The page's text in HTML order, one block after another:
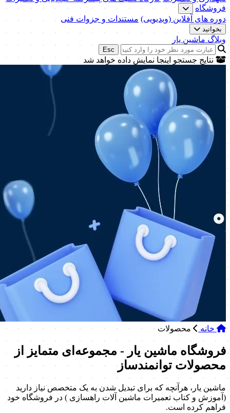
فروشگاه
دوره های آفلاین (ویدیویی) مستندات و جزوات فنی
بخوانید
وبلاگ ماشین یار
Esc
نتایج جستجو اینجا نمایش داده خواهد شد
خانه محصولات
فروشگاه ماشین یار - مجموعه‌ای متمایز از
محصولات توانمندساز
ماشین یار، هرآنچه که برای تبدیل شدن به یک متخصص نیاز دارید
(آموزش و کتاب تعمیرات ماشین آلات راهسازی ) در فروشگاه خود
فراهم کرده است.